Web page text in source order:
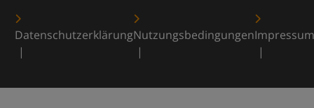
DatenschutzerklärungNutzungsbedingungenImpressum